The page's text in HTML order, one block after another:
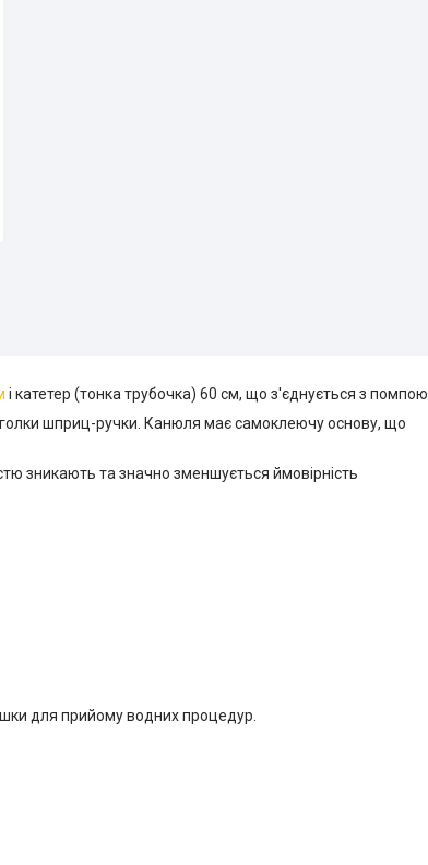
і катетер (тонка трубочка) 60 см, що з'єднується з помпою.
шприц-ручки. Канюля має самоклеючу основу, що
зникають та значно зменшується ймовірність
для прийому водних процедур.